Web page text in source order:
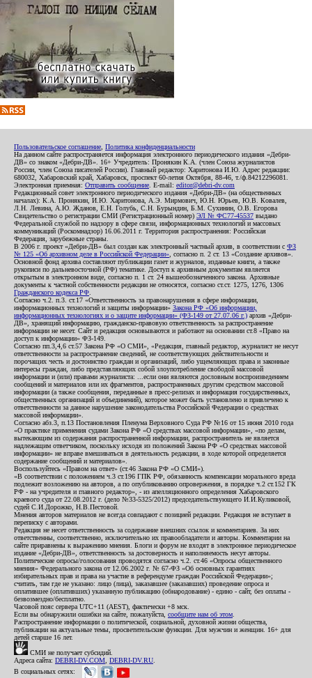
Пользовательское соглашение Политика конфиденциальности
На данном сайте распространяется информация электронного периодического издания «Дебри-
ДВ» со знаком «Дебри-ДВ». 16+ Учредитель: Пронякин К.А. (член Союза журналистов
России, член Союза писателей России). Главный редактор: Харитонова И.Ю. Адрес редакции:
680032, Хабаровский край, Хабаровск, проспект 60-летия Октября, 88-46, т./ф.84212296081.
Электронная приемная: Отправить сообщение . E-mail: editor@debri-dv.com
Редакционный совет электронного периодического издания «Дебри-ДВ» (на общественных
началах): К.А. Пронякин, И.Ю. Харитонова, А.Э. Мирмович, Ю.Н. Юрьев, Ю.В. Ковалев,
Л.Н. Левина, А.Ю. Жданов, Е.Н. Голубь, С.Н. Бурындин, Б.М. Сухинин, О.В. Егорова
Свидетельство о регистрации СМИ (Регистрационный номер) ЭЛ № ФС77-45537 выдано
Федеральной службой по надзору в сфере связи, информационных технологий и массовых
коммуникаций (Роскомнадзор) 16.06.2011 г. Территория распространения: Российская
Федерация, зарубежные страны.
В 2006 г. проект «Дебри-ДВ» был создан как электронный частный архив, в соответствии с ФЗ
№ 125 «Об архивном деле в Российской Федерации» , согласно п. 2 ст. 13 «Создание архивов».
Основной фонд архива составляют публикации газет и журналов, изданные книги, а также
рукописи по дальневосточной (РФ) тематике. Доступ к архивным документам является
открытым в электронном виде, согласно п. 1 ст. 24 вышеобозначенного закона. Архивные
документы к частной собственности редакции не относятся, согласно ст.ст. 1275, 1276, 1306
Гражданского кодекса РФ
Согласно ч.2. п.3. ст.17 «Ответственность за правонарушения в сфере информации,
информационных технологий и защиты информации» Закона РФ «Об информации,
информационных технологиях и о защите информации» (ФЗ-149 от 27.07.06 г.) архив «Дебри-
ДВ», хранящий информацию, гражданско-правовую ответственность за распространение
информации не несет. Сайт и редакция основываются и работают на основании ст.8 «Право на
доступ к информации» ФЗ-149.
Согласно пп.3,4,6 ст.57 Закона РФ «О СМИ», «Редакция, главный редактор, журналист не несут
ответственности за распространение сведений, не соответствующих действительности и
порочащих честь и достоинство граждан и организаций, либо ущемляющих права и законные
интересы граждан, либо представляющих собой злоупотребление свободой массовой
информации и (или) правами журналиста: ...если они являются дословным воспроизведением
сообщений и материалов или их фрагментов, распространенных другим средством массовой
информации (а также сообщения, переданные в пресс-релизах и информация государственных,
общественных организаций и объединений), которое может быть установлено и привлечено к
ответственности за данное нарушение законодательства Российской Федерации о средствах
массовой информации».
Согласно абз.3, п.13 Постановления Пленума Верховного Суда РФ №16 от 15 июня 2010 года
«О практике применения судами Закона РФ «О средствах массовой информации», «по делам,
вытекающим из содержания распространенной информации, распространитель не является
надлежащим ответчиком, поскольку исходя из положений Закона РФ «О средствах массовой
информации» не вправе вмешиваться в деятельность редакции, в ходе которой определяется
содержание сообщений и материалов».
Воспользуйтесь «Правом на ответ» (ст.46 Закона РФ «О СМИ»).
«В соответствии с положением ч.3 ст.196 ГПК РФ, обязанность компенсации морального вреда
подлежит возложению на авторов, а по опубликованию опровержения, в порядке ч.2 ст.152 ГК
РФ - на учредителя и главного редактор», - из апелляционного определения Хабаровского
краевого суда от 22.08.2012 г. (дело №33-5325/2012) председательствующего И.И.Куликовой,
судей С.И.Дорожко, Н.В.Пестовой.
Мнения авторов материалов не всегда совпадают с позицией редакции. Редакция не вступает в
переписку с авторами.
Редакция не несет ответственность за содержание внешних ссылок и комментариев. За них
ответственны, соответственно, исключительно их правообладатели и авторы. Комментарии на
сайте приравнены к выражению мнения. Блоги и форум не входят в электронное периодическое
издание «Дебри-ДВ», ответственность за достоверность и наполняемость несут авторы.
Политические опросы/голосования проводятся согласно ч.2. ст.46 «Опросы общественного
мнения» Федерального закона от 12.06.2002 г. № 67-ФЗ «Об основных гарантиях
избирательных прав и права на участие в референдуме граждан Российской Федерации»;
считать, там где не указано: лицо (лица), заказавшее (заказавших) проведение опроса и
оплатившее (оплативших) указанную публикацию (обнародование) - едино - сайт, без оплаты -
безвозмездно/бесплатно.
Часовой пояс сервера UTC+11 (AEST), фактически +8 мск.
Если вы обнаружили ошибки на сайте, пожалуйста, сообщите нам об этом
Распространение информации о политической, социальной, духовной жизни общества,
публикации на актуальные темы, просветительские функции. Для мужчин и женщин. 16+ для
детей старше 16 лет.
СМИ не получает субсидий.
Адреса сайта: DEBRI-DV.COM DEBRI-DV.RU
В социальных сетях: